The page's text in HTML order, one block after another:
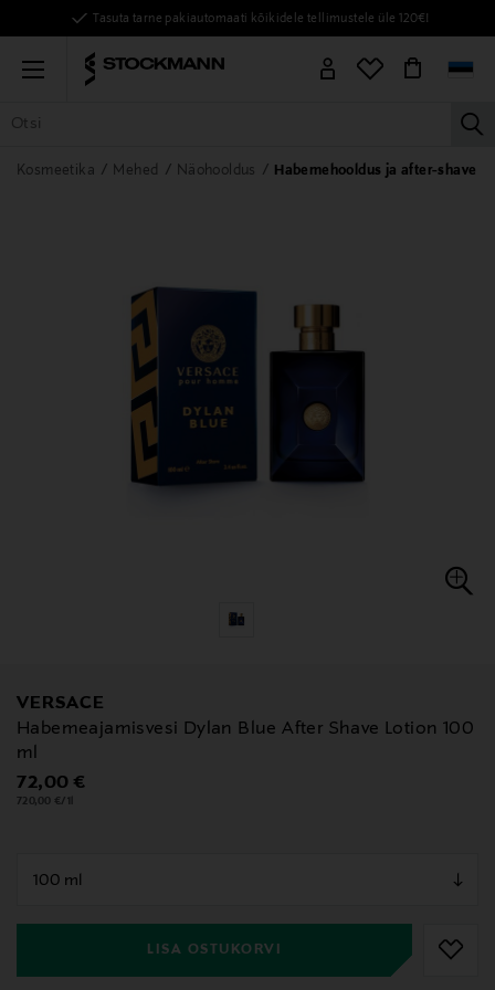
Tasuta tarne pakiautomaati kõikidele tellimustele üle 120€!
Menu
KÕIK TOOTED NAISED MEHED LAPSED KODU
Kosmeetika Mehed Näohooldus Habemehooldus ja after-shave
VERSACE
Habemeajamisvesi Dylan Blue After Shave Lotion 100
ml
Original Price
72,00 €
720,00 €/1l
LISA OSTUKORVI